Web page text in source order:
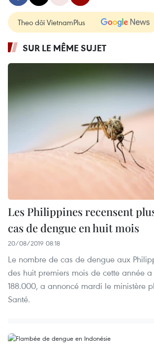
Theo dõi VietnamPlus
SUR LE MÊME SUJET
Les Philippines recensent
cas de dengue en huit mois
20/08/2019 08:18
Le nombre de cas de dengue aux
des huit premiers mois de cette année
188.000, a annoncé mardi le ministère
Santé.